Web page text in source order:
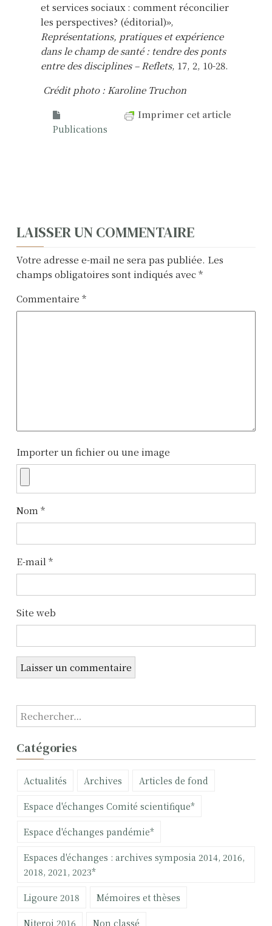
et services sociaux : comment réconcilier
les perspectives? (éditorial)»,
Représentations, pratiques et expérience
dans le champ de santé : tendre des ponts
entre des disciplines – Reflets, 17, 2, 10-28.
Crédit photo : Karoline Truchon
Imprimer cet article
Publications
N
a
v
i
n
d
e
l
a
r
t
i
c
l
LAISSER UN COMMENTAIRE
Votre adresse e-mail ne sera pas publiée. Les
champs obligatoires sont indiqués avec*
Commentaire *
Importer un fichier ou une image
Nom *
E-mail *
Site web
R
e
h
Catégories
Actualités Archives Articles de fond
Espace d'échanges Comité scientifique*
Espace d'échanges pandémie*
Espaces d'échanges : archives symposia 2014, 2016,
2018, 2021, 2023*
Ligoure 2018 Mémoires et thèses
Niteroi 2016 Non classé